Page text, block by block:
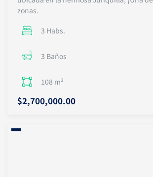
zonas.
3 Habs.
3 Baños
108 m²
$2,700,000.00